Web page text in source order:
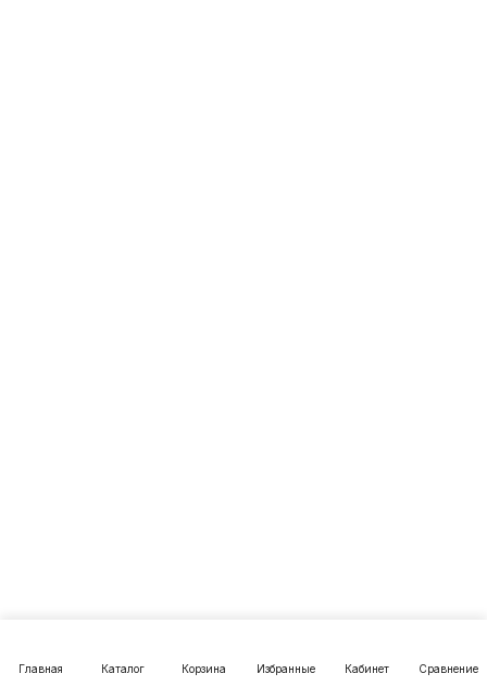
Главная Каталог Корзина Избранные Кабинет Сравнение